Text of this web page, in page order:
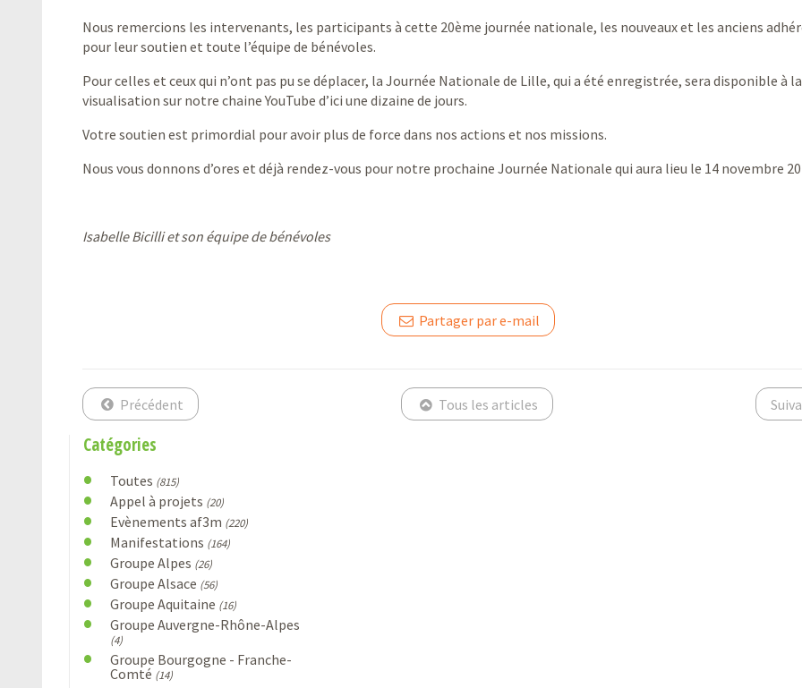
Nous remercions les intervenants, les participants à cette 20ème journée nationale, les nouveaux et les anciens
pour leur soutien et toute l’équipe de bénévoles.
Pour celles et ceux qui n’ont pas pu se déplacer, la Journée Nationale de Lille, qui a été enregistrée, sera disponible à la
visualisation sur notre chaine YouTube d’ici une dizaine de jours.
Votre soutien est primordial pour avoir plus de force dans nos actions et nos missions.
Nous vous donnons d’ores et déjà rendez-vous pour notre prochaine Journée Nationale qui aura lieu le 14 novembre
Isabelle Bicilli et son équipe de bénévoles
Partager par e-mail
Précédent Tous les articles
Catégories
Toutes (815)
Appel à projets (20)
Evènements af3m (220)
Manifestations (164)
Groupe Alpes (26)
Groupe Alsace (56)
Groupe Aquitaine (16)
Groupe Auvergne-Rhône-Alpes
(4)
Groupe Bourgogne - Franche-
Comté (14)